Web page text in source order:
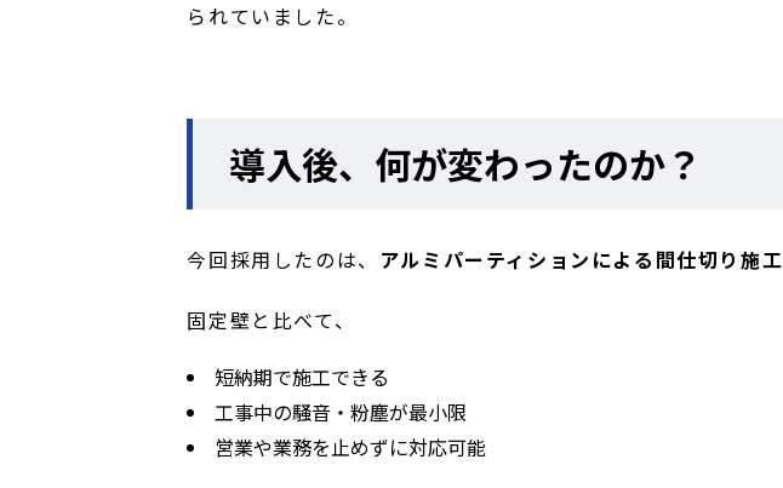
られていました。
導入後、何が変わったのか？
今回採用したのは、 アルミパーティションによる間仕切り施工
固定壁と比べて、
短納期で施工できる
工事中の騒音・粉塵が最小限
営業や業務を止めずに対応可能